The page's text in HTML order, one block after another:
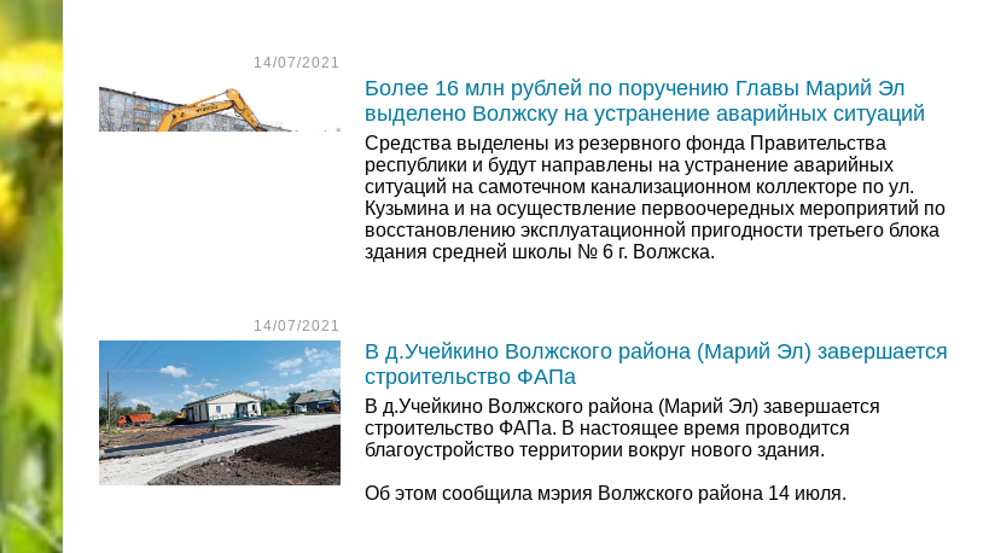
14/07/2021
Более 16 млн рублей по поручению Главы Марий Эл
выделено Волжску на устранение аварийных ситуаций
Средства выделены из резервного фонда Правительства
республики и будут направлены на устранение аварийных
ситуаций на самотечном канализационном коллекторе по ул.
Кузьмина и на осуществление первоочередных мероприятий по
восстановлению эксплуатационной пригодности третьего блока
здания средней школы № 6 г. Волжска.
14/07/2021
В д.Учейкино Волжского района (Марий Эл) завершается
строительство ФАПа
В д.Учейкино Волжского района (Марий Эл) завершается
строительство ФАПа. В настоящее время проводится
благоустройство территории вокруг нового здания.
Об этом сообщила мэрия Волжского района 14 июля.